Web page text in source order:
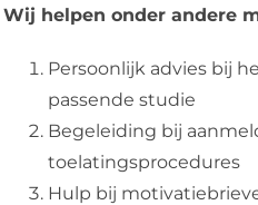
Wij helpen onder andere
Persoonlijk advies bij
passende studie
Begeleiding bij
toelatingsprocedures
Hulp bij